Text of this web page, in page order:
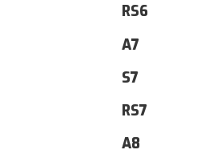
RS6
A7
S7
RS7
A8